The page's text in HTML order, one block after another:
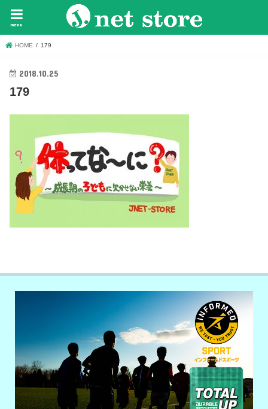
menu
HOME 179
2018.10.25
179